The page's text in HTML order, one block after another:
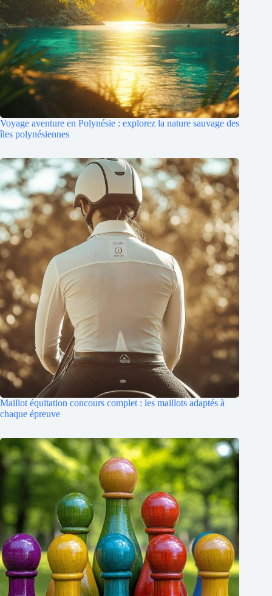
Voyage aventure en Polynésie : explorez la nature sauvage des
îles polynésiennes
Maillot équitation concours complet : les maillots adaptés à
chaque épreuve